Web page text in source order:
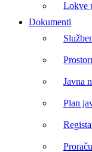
Lokve
Dokumenti
Javna
Plan